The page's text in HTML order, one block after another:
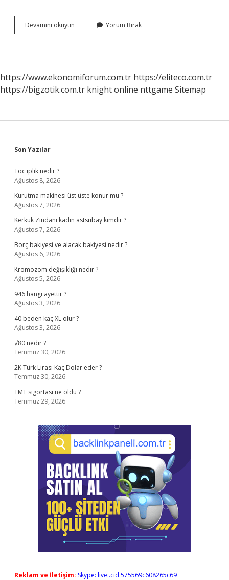
Devamını okuyun
Bir
Yorum Bırak
https://www.ekonomiforum.com.tr https://eliteco.com.tr
https://bigzotik.com.tr knight online nttgame Sitemap
Sidebar
Son Yazılar
Toc iplik nedir ?
Ağustos 8, 2026
Kurutma makinesi üst üste konur mu ?
Ağustos 7, 2026
Kerkük Zindanı kadın astsubay kimdir ?
Ağustos 7, 2026
Borç bakiyesi ve alacak bakiyesi nedir ?
Ağustos 6, 2026
Kromozom değişikliği nedir ?
Ağustos 5, 2026
946 hangi ayettir ?
Ağustos 3, 2026
40 beden kaç XL olur ?
Ağustos 3, 2026
√80 nedir ?
Temmuz 30, 2026
2K Türk Lirası Kaç Dolar eder ?
Temmuz 30, 2026
TMT sigortası ne oldu ?
Temmuz 29, 2026
Reklam ve İletişim: Skype: live:.cid.575569c608265c69